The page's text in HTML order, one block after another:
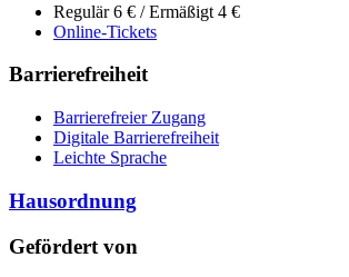
Regulär 6 € / Ermäßigt 4 €
Online-Tickets
Barrierefreiheit
Barrierefreier Zugang
Digitale Barrierefreiheit
Leichte Sprache
Hausordnung
Gefördert von